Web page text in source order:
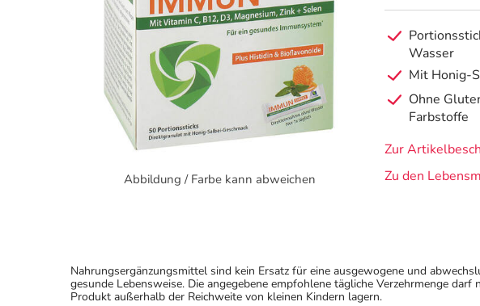
Abbildung / Farbe kann abweichen
Wasser
Mit Honig-
Ohne
Farbstoffe
Zur
Zu den
Nahrungsergänzungsmittel sind kein Ersatz für eine ausgewogene und
gesunde Lebensweise. Die angegebene empfohlene tägliche Verzehrmenge darf
Produkt außerhalb der Reichweite von kleinen Kindern lagern.